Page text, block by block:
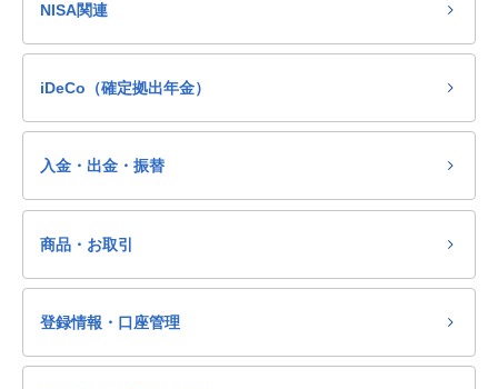
NISA関連
iDeCo（確定拠出年金）
入金・出金・振替
商品・お取引
登録情報・口座管理